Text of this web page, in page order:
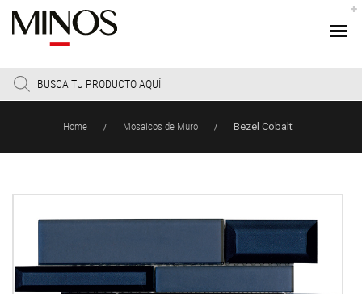
Products
search
Home / Mosaicos de Muro / Bezel Cobalt